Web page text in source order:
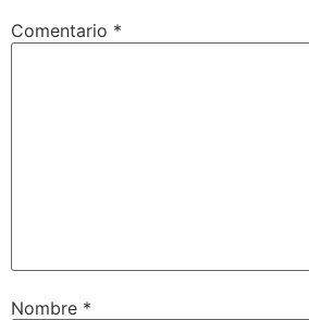
Comentario *
Nombre *